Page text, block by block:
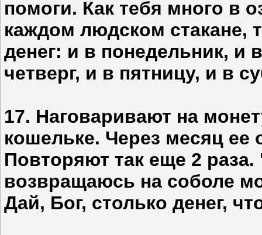
помоги. Как тебя много в
каждом людском стакане,
денег: и в понедельник, и
четверг, и в пятницу, и в
17. Наговаривают на
кошельке. Через месяц ее
Повторяют так еще 2
возвращаюсь на соболе
Дай, Бог, столько денег,